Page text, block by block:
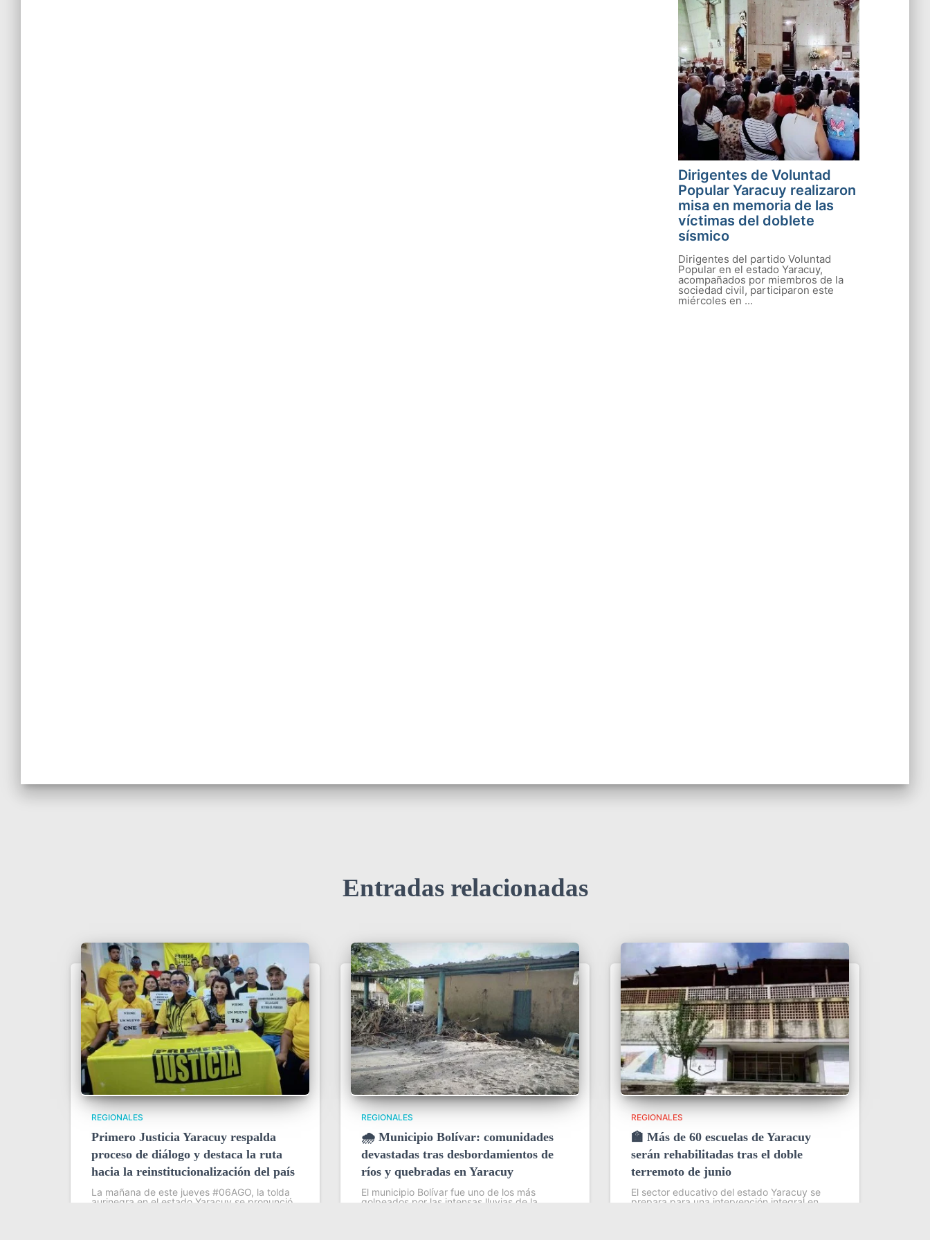
Dirigentes de Voluntad
Popular Yaracuy realizaron
misa en memoria de las
víctimas del doblete
sísmico
Dirigentes del partido Voluntad
Popular en el estado Yaracuy,
acompañados por miembros de la
sociedad civil, participaron este
miércoles en ...
Entradas relacionadas
REGIONALES
Primero Justicia Yaracuy respalda
proceso de diálogo y destaca la ruta
hacia la reinstitucionalización del país
La mañana de este jueves #06AGO, la tolda
aurinegra en el estado Yaracuy se pronunció
REGIONALES
🌧️ Municipio Bolívar: comunidades
devastadas tras desbordamientos de
ríos y quebradas en Yaracuy
El municipio Bolívar fue uno de los más
golpeados por las intensas lluvias de la
REGIONALES
🏫 Más de 60 escuelas de Yaracuy
serán rehabilitadas tras el doble
terremoto de junio
El sector educativo del estado Yaracuy se
prepara para una intervención integral en